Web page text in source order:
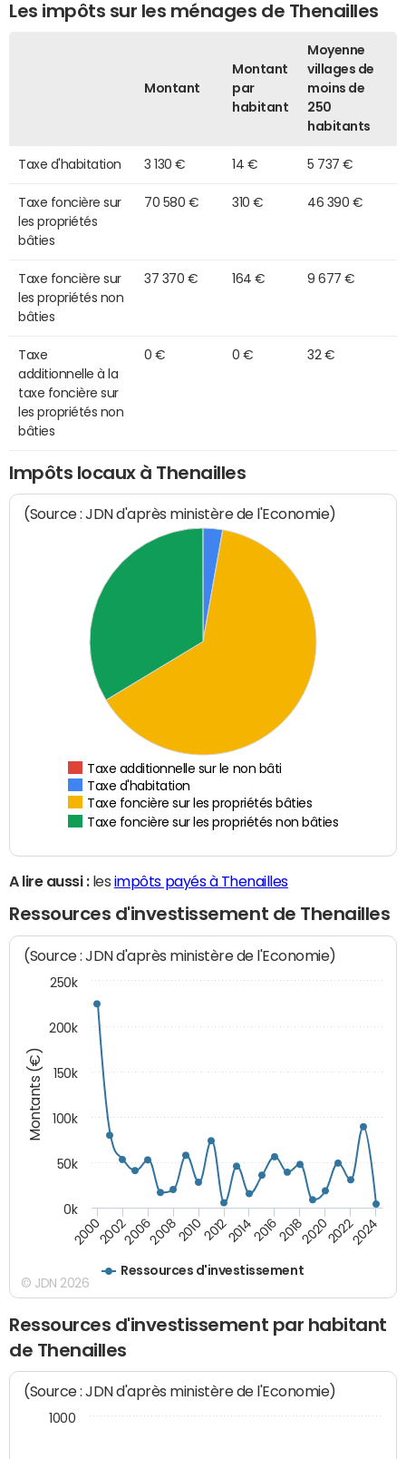
Les impôts sur les ménages de Thenailles
Montant
Montant
par
habitant
Moyenne
villages de
moins de
250
habitants
Taxe d'habitation 3 130 € 14 € 5 737 €
Taxe foncière sur
les propriétés
bâties
70 580 € 310 € 46 390 €
Taxe foncière sur
les propriétés non
bâties
37 370 € 164 € 9 677 €
Taxe
additionnelle à la
taxe foncière sur
les propriétés non
bâties
0 € 0 € 32 €
Impôts locaux à Thenailles
(Source : JDN d'après ministère de l'Economie)
Taxe additionnelle sur le non bâti
Taxe d'habitation
Taxe foncière sur les propriétés bâties
Taxe foncière sur les propriétés non bâties
A lire aussi :les impôts payés à Thenailles
Ressources d'investissement de Thenailles
Montants (€)
(Source : JDN d'après ministère de l'Economie)
Ressources d'investissement
200020022006200820102012201420162018202020222024
0k
50k
100k
150k
200k
250k
© JDN 2026
Ressources d'investissement par habitant
de Thenailles
(Source : JDN d'après ministère de l'Economie)
1000